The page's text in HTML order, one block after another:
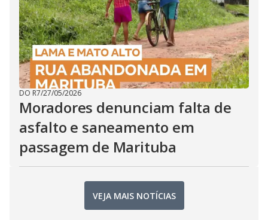
DO R7/27/05/2026
Moradores denunciam falta de
asfalto e saneamento em
passagem de Marituba
VEJA MAIS NOTÍCIAS